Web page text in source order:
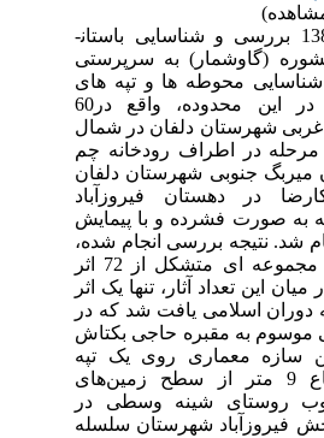
در بهار سال 1389 بررسی و شناسایی باستان­
(گاوشمار) به سرپرستی
محوطه ­ها و تپه ­های
باستانی موجود در این محدوده، واقع در60
شهرستان دلفان در شمال
در اطراف رودخانه چم
میربگ جنوبی شهرستان دلفان
در دهستان فیروزآباد
صورت فشرده و با پیمایش
شد. نتیجه بررسی انجام شده،
شناسایی و ثبت مجموعه ­ای متشکل از 72 اثر
این تعداد آثار، تنها یک اثر
اسلامی یافت شد که در
به مقبره حاجی بکتاش
سازه معماری روی یک تپه
اشکانی با ارتفاع 9 متر از سطح زمین‌های
روستای شینه وسطی در
فیروزآباد شهرستان سلسله